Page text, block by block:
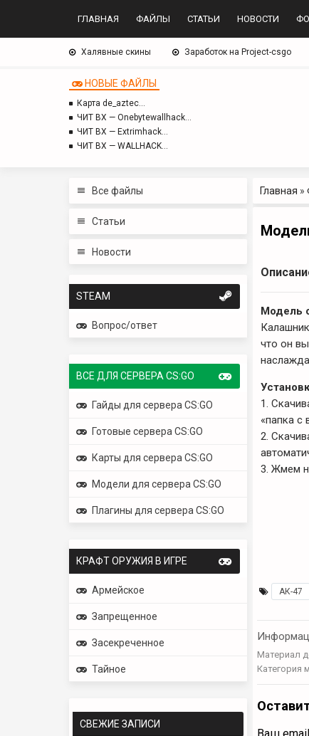
ГЛАВНАЯ ФАЙЛЫ СТАТЬИ НОВОСТИ
Халявные скины Заработок на Project-csgo
НОВЫЕ ФАЙЛЫ
Карта de_aztec…
ЧИТ BX — Onebytewallhack…
ЧИТ BX — Extrimhack…
ЧИТ BX — WALLHACK…
Все файлы
Статьи
Новости
STEAM
Вопрос/ответ
ВСЕ ДЛЯ СЕРВЕРА CS:GO
Гайды для сервера CS:GO
Готовые сервера CS:GO
Карты для сервера CS:GO
Модели для сервера CS:GO
Плагины для сервера CS:GO
КРАФТ ОРУЖИЯ В ИГРЕ
Армейское
Запрещенное
Засекреченное
Тайное
СВЕЖИЕ ЗАПИСИ
Главная »
Модель
что он
1.
«папка с
2.
3. Жмем
АК-47
Материал
Категория